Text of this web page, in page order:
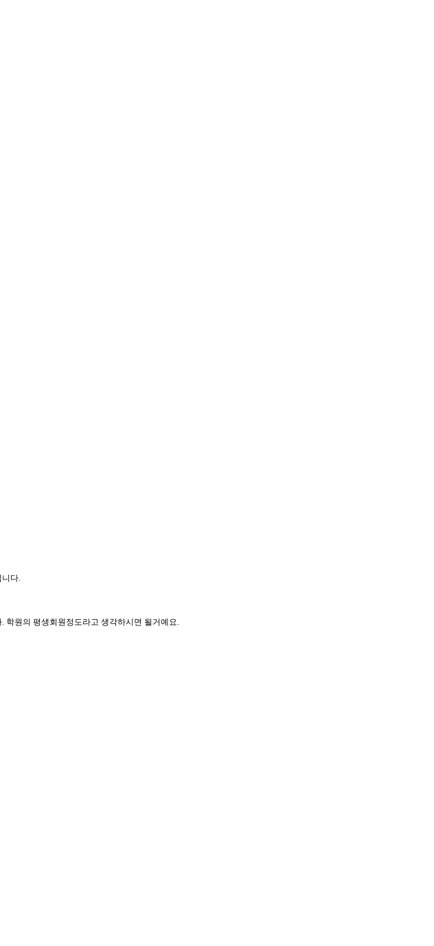
다.
학원의 평생회원정도라고 생각하시면 될거예요.